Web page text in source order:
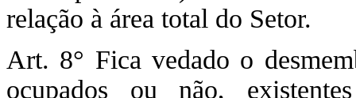
relação à área total do Setor.
Art. 8° Fica vedado o
ocupados ou não,